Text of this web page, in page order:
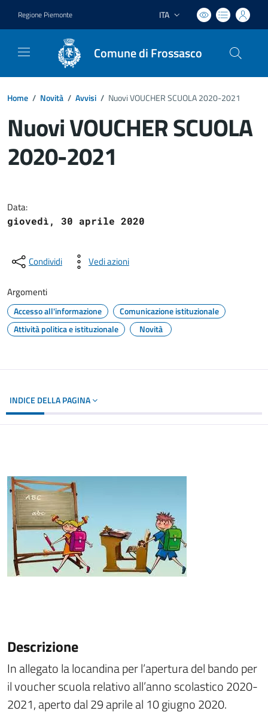
Regione Piemonte Lingua attiva:
ITA
Comune di Frossasco
Home / Novità / Avvisi / Nuovi VOUCHER SCUOLA 2020-2021
Nuovi VOUCHER SCUOLA
2020-2021
Data:
giovedì, 30 aprile 2020
Condividi Vedi azioni
Argomenti
Accesso all'informazione
Comunicazione istituzionale
Attività politica e istituzionale
Novità
INDICE DELLA PAGINA
Descrizione
In allegato la locandina perl’apertura del bando per
il voucher scuola relativo all’anno scolastico 2020-
2021, aperto dal 29 aprile al 10 giugno 2020.